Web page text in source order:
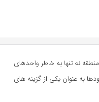
نه تنها به خاطر واحدهای
به عنوان یکی از گزینه‌ های